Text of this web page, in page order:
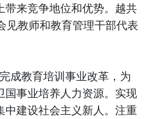
带来竞争地位和优势。越共
见教师和教育管理干部代表
成教育培训事业改革，为
国事业培养人力资源。实现
建设社会主义新人。注重